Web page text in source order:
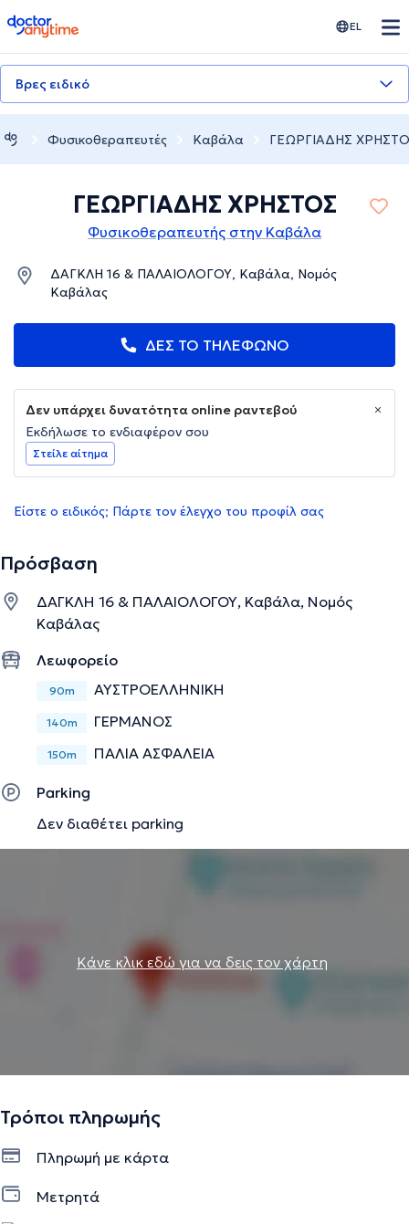
doctoranytime EL
Βρες ειδικό
Φυσικοθεραπευτές Καβάλα ΓΕΩΡΓΙΑΔΗΣ
ΓΕΩΡΓΙΑΔΗΣ ΧΡΗΣΤΟΣ
Φυσικοθεραπευτής στην Καβάλα
ΔΑΓΚΛΗ 16 & ΠΑΛΑΙΟΛΟΓΟΥ, Καβάλα, Νομός
Καβάλας
ΔΕΣ ΤΟ ΤΗΛΕΦΩΝΟ
Δεν υπάρχει δυνατότητα online ραντεβού
Εκδήλωσε το ενδιαφέρον σου
Στείλε αίτημα
Είστε ο ειδικός; Πάρτε τον έλεγχο του προφίλ σας
Πρόσβαση
ΔΑΓΚΛΗ 16 & ΠΑΛΑΙΟΛΟΓΟΥ, Καβάλα, Νομός
Καβάλας
Λεωφορείο
90m ΑΥΣΤΡΟΕΛΛΗΝΙΚΗ
140m ΓΕΡΜΑΝΟΣ
150m ΠΑΛΙΑ ΑΣΦΑΛΕΙΑ
Parking
Δεν διαθέτει parking
Κάνε κλικ εδώ για να δεις τον χάρτη
Τρόποι πληρωμής
Πληρωμή με κάρτα
Μετρητά